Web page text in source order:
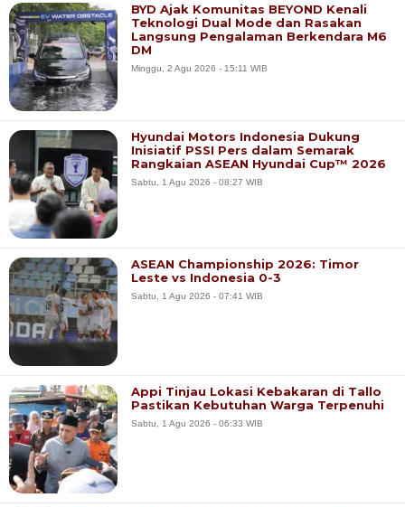
BYD Ajak Komunitas BEYOND Kenali
Teknologi Dual Mode dan Rasakan
Langsung Pengalaman Berkendara M6
DM
Minggu, 2 Agu 2026 - 15:11 WIB
Hyundai Motors Indonesia Dukung
Inisiatif PSSI Pers dalam Semarak
Rangkaian ASEAN Hyundai Cup™ 2026
Sabtu, 1 Agu 2026 - 08:27 WIB
ASEAN Championship 2026: Timor
Leste vs Indonesia 0-3
Sabtu, 1 Agu 2026 - 07:41 WIB
Appi Tinjau Lokasi Kebakaran di Tallo
Pastikan Kebutuhan Warga Terpenuhi
Sabtu, 1 Agu 2026 - 06:33 WIB